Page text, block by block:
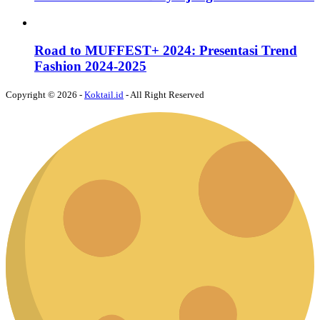
Road to MUFFEST+ 2024: Presentasi Trend
Fashion 2024-2025
Copyright © 2026 - Koktail.id - All Right Reserved